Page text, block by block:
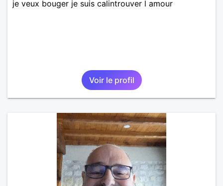
je veux bouger je suis calintrouver l amour
Voir le profil